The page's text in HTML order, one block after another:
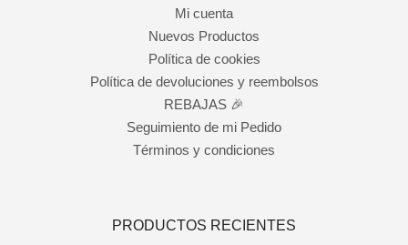
Mi cuenta
Nuevos Productos
Política de cookies
Política de devoluciones y reembolsos
REBAJAS 🎉
Seguimiento de mi Pedido
Términos y condiciones
PRODUCTOS RECIENTES